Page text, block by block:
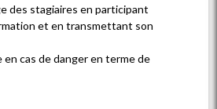
des stagiaires en participant
et en transmettant son
cas de danger en terme de